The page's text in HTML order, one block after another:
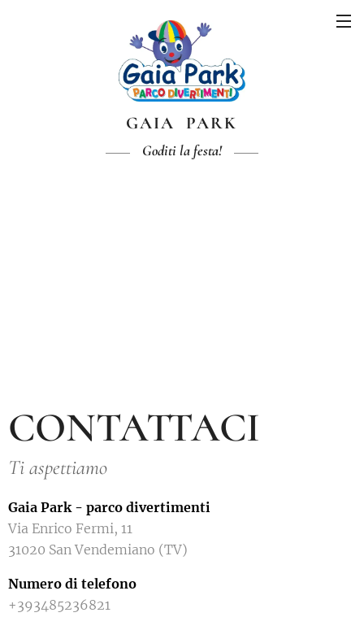
GAIA PARK
Goditi la festa!
CONTATTACI
Ti aspettiamo
Gaia Park - parco divertimenti
Via Enrico Fermi, 11
31020 San Vendemiano (TV)
Numero di telefono
+393485236821